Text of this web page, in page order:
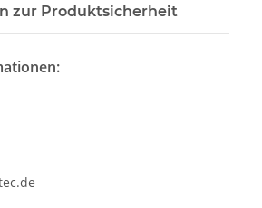
zur Produktsicherheit